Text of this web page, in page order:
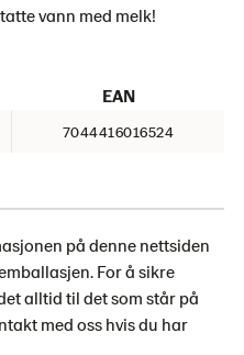
vann med melk!
EAN
7044416016524
på denne nettsiden
For å sikre
alltid til det som står på
med oss ​​hvis du har